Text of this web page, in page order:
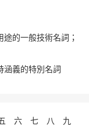
的一般技術名詞；
涵義的特別名詞
六 七 八 九